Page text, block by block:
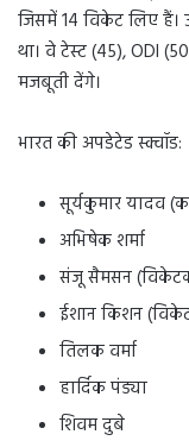
जिसमें 14 विकेट लिए
था। वे टेस्ट (45), ODI
मजबूती देंगे।
भारत की अपडेटेड स्क्वॉड:
सूर्यकुमार यादव
अभिषेक शर्मा
संजू सैमसन
ईशान किशन
तिलक वर्मा
हार्दिक पंड्या
शिवम दुबे